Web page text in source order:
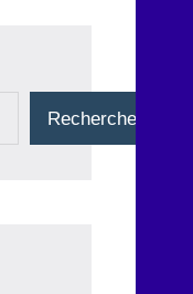
Rechercher